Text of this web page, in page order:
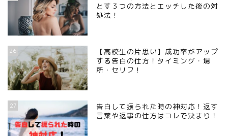
とす３つの方法とエッチした後の対
処法！
26
【高校生の片思い】成功率がアップ
する告白の仕方！タイミング・場
所・セリフ！
27
告白して振られた時の神対応！返す
言葉や返事の仕方はコレで決まり！